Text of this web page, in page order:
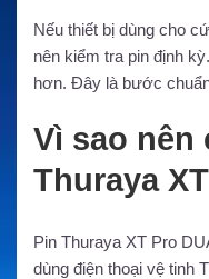
Nếu thiết bị dùng cho
nên kiểm tra pin định
hơn. Đây là bước
Vì sao nên
Thuraya
Pin Thuraya XT Pro
dùng điện thoại vệ tinh